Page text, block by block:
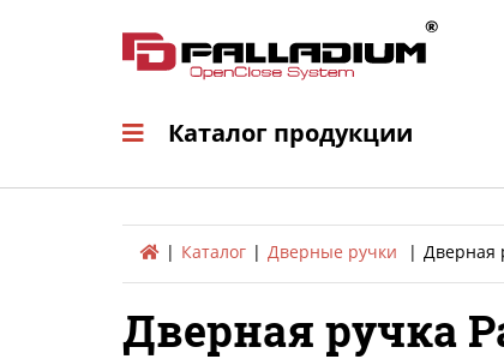
Каталог
Каталог продукции
Каталог Дверные ручки Дверная
Дверная ручка